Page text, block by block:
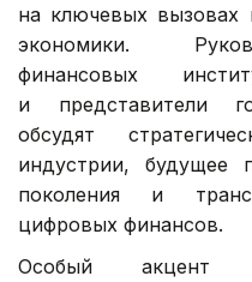
на ключевых вызовах
экономики.
финансовых
и представители
обсудят
индустрии, будущее
поколения и
цифровых финансов.
Особый акцент